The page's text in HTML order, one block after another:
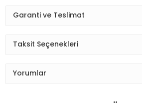
Garanti ve Teslimat
Taksit Seçenekleri
Yorumlar